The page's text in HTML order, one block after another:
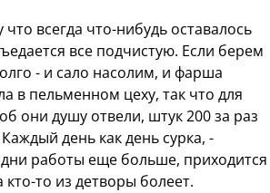
всегда что-нибудь оставалось
все подчистую. Если берем
- и сало насолим, и фарша
в пельменном цеху, так что для
они душу отвели, штук 200 за раз
день как день сурка, -
работы еще больше, приходится
то из детворы болеет.